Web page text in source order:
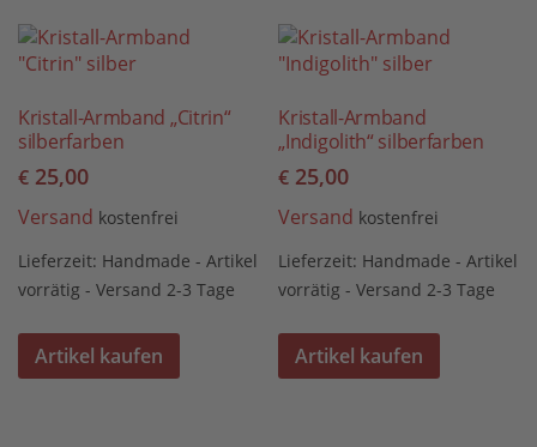
Kristall-Armband „Citrin“
silberfarben
€ 25,00
Versand kostenfrei
Lieferzeit: Handmade - Artikel
vorrätig - Versand 2-3 Tage
Artikel kaufen
Kristall-Armband
„Indigolith“ silberfarben
€ 25,00
Versand kostenfrei
Lieferzeit: Handmade - Artikel
vorrätig - Versand 2-3 Tage
Artikel kaufen